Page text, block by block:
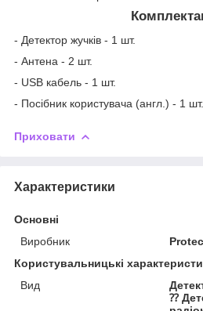
- Детектор жучків - 1 шт.
- Антена - 2 шт.
- USB кабель - 1 шт.
- Посібник користувача (англ.) - 1 шт.
Приховати
Характеристики
Основні
Виробник
Користувальницькі
Вид
⁇